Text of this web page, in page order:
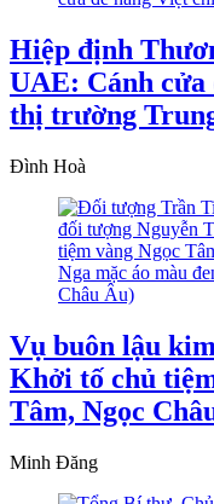
Hiệp định
UAE: Cánh cửa
thị trường
Đình Hoà
Vụ buôn lậu
Khởi tố chủ
Tâm, Ngọc
Minh Đăng